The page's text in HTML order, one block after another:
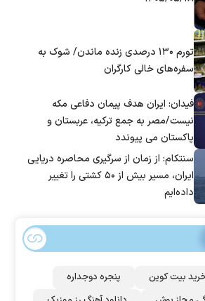
تورم ۱۳۰ درصدی زنده ماندن/ شوک به
سفره‌های خالی کارگران
فیدان: ایران هدف پیمان دفاعی مکه
نیست/مصر به جمع ترکیه، عربستان و
پاکستان می پیوندد
سنتکام: از زمان از سرگیری محاصره دریایی
ایران، مسیر بیش از ۵۰ کشتی را تغییر
داده‌ایم
بیت کوین
پنجره دوجداره